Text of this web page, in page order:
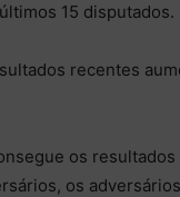
15 disputados.
recentes
os
os